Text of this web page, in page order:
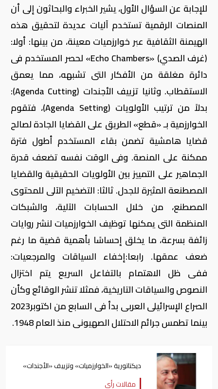
للإجابة عن السؤال الأول، يشير الخبراء والبحاثون إلى أن
المنصات الرقمية تستخدم آليات عديدة لتحقيق هذه
الهيمنة الثقافية عبر خوارزميات معينة، من بينها: أولا:
(غرف الصدي) «Echo Chambers» لحصر المستخدم فى
دائرة مغلقة من الأفكار التى تشبهه، مما يعمق
الاستقطاب. وثانيا تزييف الأجندات (Agenda Cutting):
بدلاً من ترتيب الأولويات (Agenda Setting)، فتقوم
الخوارزمية بـ «قطع» الطريق على القضايا الجادة لصالح
قضايا هامشية تضمن بقاء المستخدم أطول فترة
ممكنة على المنصة. وفى الوقت نفسه تضعف قدرة
الجماهير على التمييز بين الأولويات الحقيقية والقضايا
المصطنعة المثيرة للجدل. ثالثا: التضخيم الآلى للمحتوى
المصطنع، من خلال الحسابات الآلية، والشبكات
المنظمة التى يمكنها توظيف الخوارزميات لنشر روايات
زائفة بسرعة، ما يخلق إحساسًا بأهمية قضية ما رغم
ضعف عمقها. رابعا:إخفاء السياقات والمرجعيات:
ففى ظل الاهتمام بالتفاعل السريع يتم اختزال
النصوص والسياقات التاريخية، فمثلا تنشر الوقائع وكأن
الصراع الإسرائيلى العربى بدأ فى السابع من اكتوبر2023
بينما تطمس جرائم الاحتلال الصهيونى منذ العام 1948.
ديكتاتورية «الخوارزميات» وتزييف «الأجندات»
مقالات رأي